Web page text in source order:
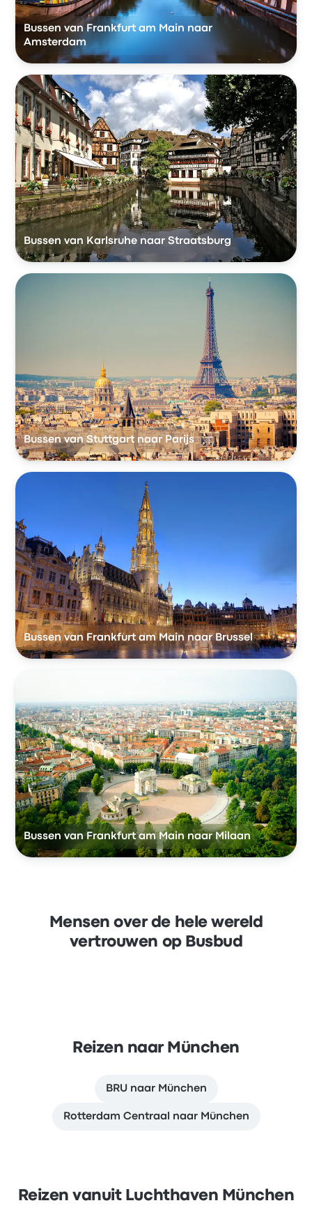
Bussen van Frankfurt am Main naar
Amsterdam
Bussen van Karlsruhe naar Straatsburg
Bussen van Stuttgart naar Parijs
Bussen van Frankfurt am Main naar Brussel
Bussen van Frankfurt am Main naar Milaan
Mensen over de hele wereld
vertrouwen op Busbud
Reizen naar München
BRU naar München
Rotterdam Centraal naar München
Reizen vanuit Luchthaven München